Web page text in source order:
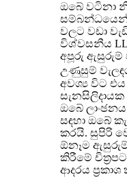
ඔබේ වටිනා
සම්බන්ධයෙන්
වලට වඩා
විශ්වසනීය
අපූරු ඇසුරුම්
උණුසුම්
අවශ්‍ය විට
ඔබේ
සඳහා ඔබේ
කරයි. සුපිරි
ඕනෑම ඇසුරුම්
කිරීමේ
ආදරය